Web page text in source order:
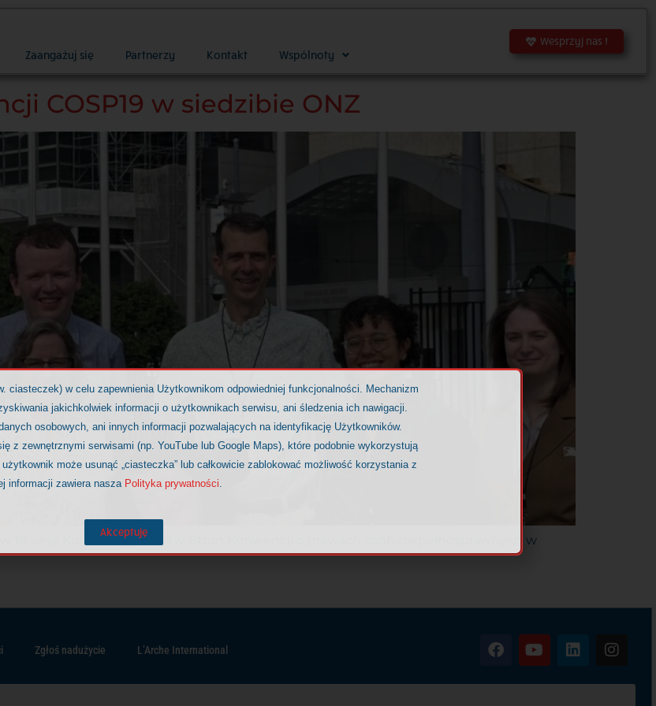
Zaangażuj się Partnerzy Kontakt Wspólnoty
Wesprzyj nas !
COSP19 w siedzibie ONZ
19. sesji Konferencji Państw-Stron Konwencji o prawach osób niepełnosprawnych w
Zgłoś nadużycie L’Arche International
ciasteczek) w celu zapewnienia Użytkownikom odpowiedniej funkcjonalności. Mechanizm
jakichkolwiek informacji o użytkownikach serwisu, ani śledzenia ich nawigacji.
osobowych, ani innych informacji pozwalających na identyfikację Użytkowników.
z zewnętrznymi serwisami (np. YouTube lub Google Maps), które podobnie wykorzystują
może usunąć „ciasteczka” lub całkowicie zablokować możliwość korzystania z
informacji zawiera nasza Polityka prywatności.
Akceptuję